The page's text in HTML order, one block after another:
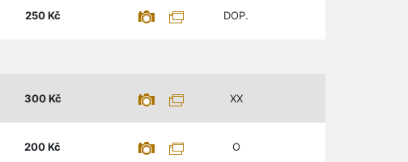
250 Kč DOP.
300 Kč XX
200Kč O